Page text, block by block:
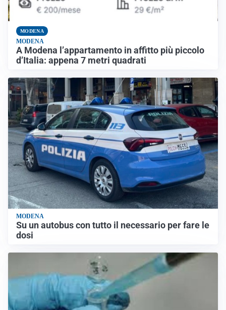
MODENA
MODENA
A Modena l’appartamento in affitto più piccolo
d’Italia: appena 7 metri quadrati
MODENA
Su un autobus con tutto il necessario per fare le
dosi